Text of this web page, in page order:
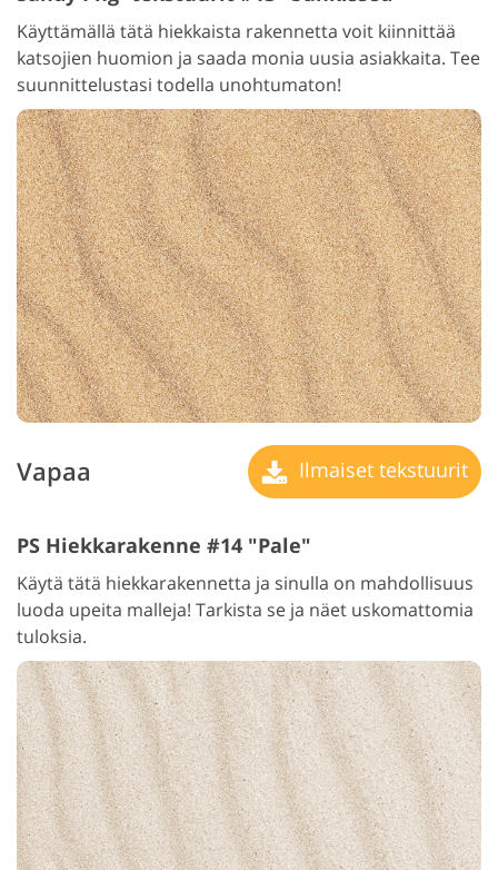
Käyttämällä tätä hiekkaista rakennetta voit kiinnittää
katsojien huomion ja saada monia uusia asiakkaita. Tee
suunnittelustasi todella unohtumaton!
Vapaa Ilmaiset tekstuurit
PS Hiekkarakenne #14 "Pale"
Käytä tätä hiekkarakennetta ja sinulla on mahdollisuus
luoda upeita malleja! Tarkista se ja näet uskomattomia
tuloksia.